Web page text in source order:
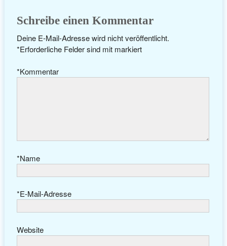
Schreibe einen Kommentar
Deine E-Mail-Adresse wird nicht veröffentlicht.
Erforderliche Felder sind mit
* markiert
Kommentar
*
Name
*
E-Mail-Adresse
*
Website